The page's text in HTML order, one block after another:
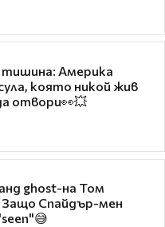
тишина: Америка
която никой жив
отвори👀💥
ghost-на Том
Защо Спайдър-мен